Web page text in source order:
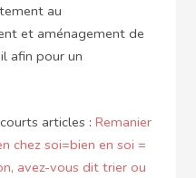
au
et aménagement de
afin pour un
articles : Remanier
chez soi=bien en soi =
avez-vous dit trier ou